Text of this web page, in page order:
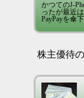
かつてのJ-
ったが最近
PayPayを傘
株主優待